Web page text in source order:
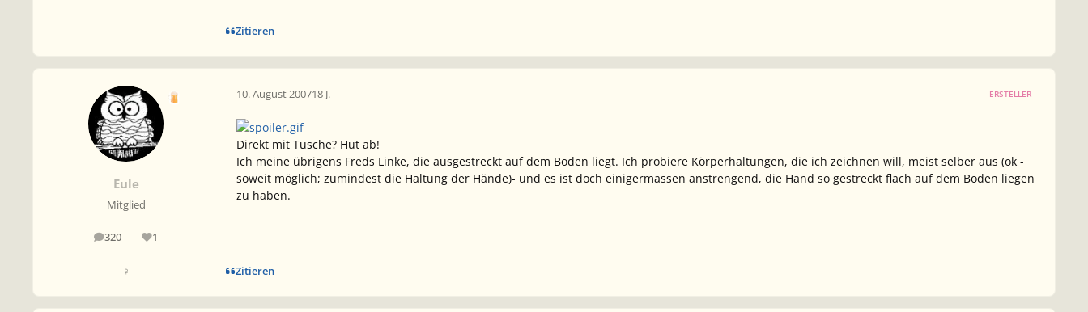
Zitieren
Eule
Mitglied
320
Beiträge 1
Reputation
♀
10. August 200718 J. ERSTELLER
Direkt mit Tusche? Hut ab!
Ich meine übrigens Freds Linke, die ausgestreckt auf dem Boden liegt. Ich probiere Körperhaltungen, die ich zeichnen will, meist selber aus (ok -
soweit möglich; zumindest die Haltung der Hände)- und es ist doch einigermassen anstrengend, die Hand so gestreckt flach auf dem Boden liegen
zu haben.
Zitieren